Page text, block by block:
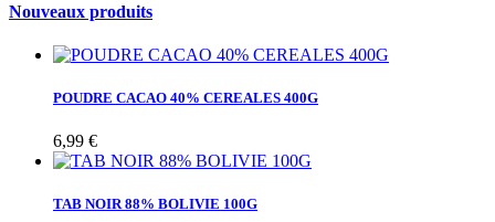
Nouveaux produits
POUDRE CACAO 40% CEREALES 400G
6,99 €
TAB NOIR 88% BOLIVIE 100G